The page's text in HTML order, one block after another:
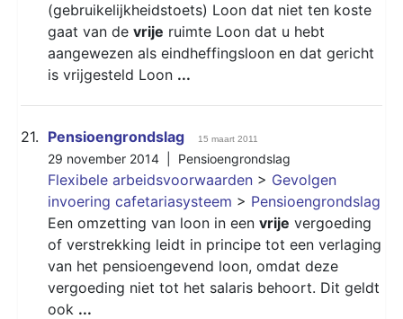
(gebruikelijkheidstoets) Loon dat niet ten koste
gaat van de vrije ruimte Loon dat u hebt
aangewezen als eindheffingsloon en dat gericht
is vrijgesteld Loon ...
21. Pensioengrondslag 15 maart 2011
29 november 2014 | Pensioengrondslag
Flexibele arbeidsvoorwaarden > Gevolgen
invoering cafetariasysteem > Pensioengrondslag
Een omzetting van loon in een vrije vergoeding
of verstrekking leidt in principe tot een verlaging
van het pensioengevend loon, omdat deze
vergoeding niet tot het salaris behoort. Dit geldt
ook ...